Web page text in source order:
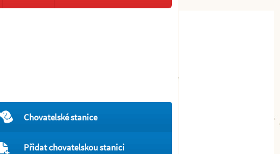
Chovatelské stanice
Přidat chovatelskou stanici